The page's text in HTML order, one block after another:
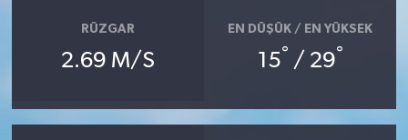
RÜZGAR
2.69 M/S
EN DÜŞÜK / EN YÜKSEK
15° / 29°